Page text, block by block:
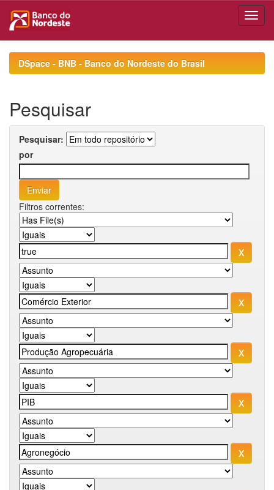
navigationDSpace - BNB - Banco do Nordeste do Brasil
Pesquisar
Pesquisar:
por
Filtros correntes: